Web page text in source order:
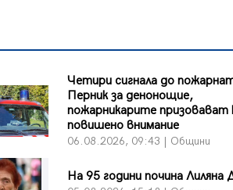
Четири сигнала до
Перник за денонощие,
пожарникарите призовават
повишено внимание
06.08.2026, 09:43 | Общини
На 95 години почина Лиляна